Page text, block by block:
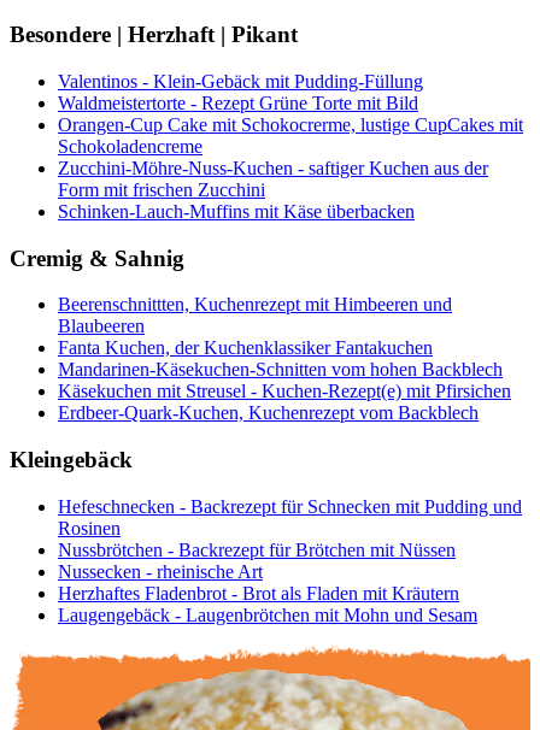
Besondere | Herzhaft | Pikant
Valentinos - Klein-Gebäck mit Pudding-Füllung
Waldmeistertorte - Rezept Grüne Torte mit Bild
Orangen-Cup Cake mit Schokocrerme, lustige CupCakes mit
Schokoladencreme
Zucchini-Möhre-Nuss-Kuchen - saftiger Kuchen aus der
Form mit frischen Zucchini
Schinken-Lauch-Muffins mit Käse überbacken
Cremig & Sahnig
Beerenschnittten, Kuchenrezept mit Himbeeren und
Blaubeeren
Fanta Kuchen, der Kuchenklassiker Fantakuchen
Mandarinen-Käsekuchen-Schnitten vom hohen Backblech
Käsekuchen mit Streusel - Kuchen-Rezept(e) mit Pfirsichen
Erdbeer-Quark-Kuchen, Kuchenrezept vom Backblech
Kleingebäck
Hefeschnecken - Backrezept für Schnecken mit Pudding und
Rosinen
Nussbrötchen - Backrezept für Brötchen mit Nüssen
Nussecken - rheinische Art
Herzhaftes Fladenbrot - Brot als Fladen mit Kräutern
Laugengebäck - Laugenbrötchen mit Mohn und Sesam